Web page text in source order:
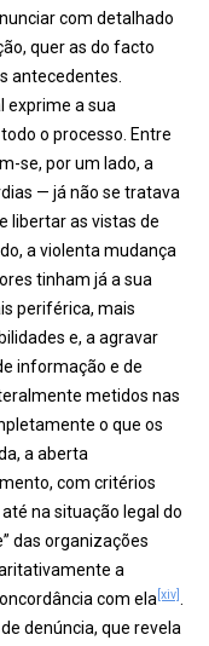
com detalhado
quer as do facto
antecedentes.
exprime a sua
o processo. Entre
se, por um lado, a
— já não se tratava
libertar as vistas de
a violenta mudança
tinham já a sua
periférica, mais
e, a agravar
informação e de
metidos nas
o que os
a aberta
com critérios
na situação legal do
das organizações
a
com ela [xiv]
denúncia, que revela